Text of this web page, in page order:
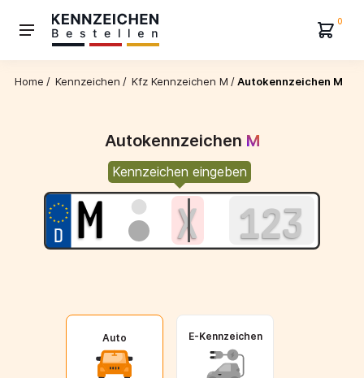
0
Home / Kennzeichen / Kfz Kennzeichen M /Autokennzeichen M
Autokennzeichen M
Kennzeichen eingeben
Auto E-Kennzeichen